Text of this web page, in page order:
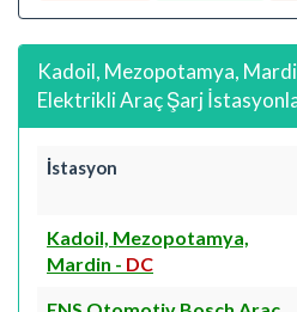
Kadoil, Mezopotamya,
Elektrikli Araç Şarj
İstasyon
Kadoil, Mezopotamya,
Mardin - DC